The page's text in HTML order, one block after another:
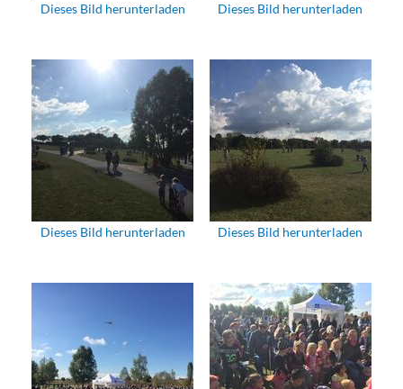
Dieses Bild herunterladen Dieses Bild herunterladen
Dieses Bild herunterladen Dieses Bild herunterladen